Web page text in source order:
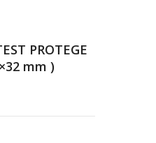
PROTEGE
mm )